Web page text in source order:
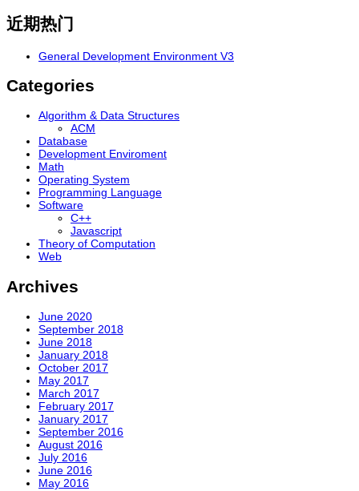
近期热门
General Development Environment V3
Categories
Algorithm & Data Structures
ACM
Database
Development Enviroment
Math
Operating System
Programming Language
Software
C++
Javascript
Theory of Computation
Web
Archives
June 2020
September 2018
June 2018
January 2018
October 2017
May 2017
March 2017
February 2017
January 2017
September 2016
August 2016
July 2016
June 2016
May 2016